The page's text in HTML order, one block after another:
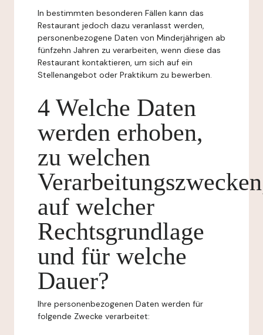
In bestimmten besonderen Fällen kann das
Restaurant jedoch dazu veranlasst werden,
personenbezogene Daten von Minderjährigen ab
fünfzehn Jahren zu verarbeiten, wenn diese das
Restaurant kontaktieren, um sich auf ein
Stellenangebot oder Praktikum zu bewerben.
4 Welche Daten
werden erhoben,
zu welchen
auf welcher
Rechtsgrundlage
und für welche
Dauer?
Ihre personenbezogenen Daten werden für
folgende Zwecke verarbeitet: